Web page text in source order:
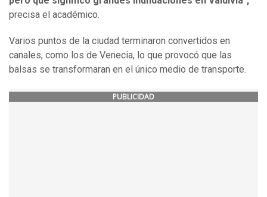
precisa el académico.
Varios puntos de la ciudad terminaron convertidos en
canales, como los de Venecia, lo que provocó que las
balsas se transformaran en el único medio de transporte.
PUBLICIDAD